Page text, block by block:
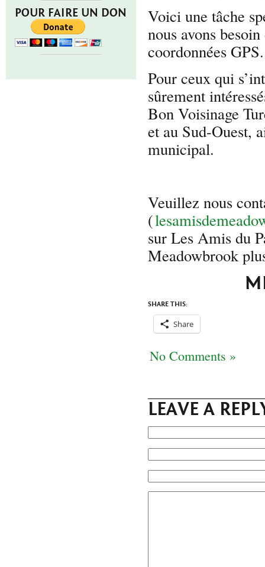
POUR FAIRE UN DON
Voici une tâche
nous avons
coordonnées GPS.
Pour ceux qui
sûrement
Bon Voisinage
et au Sud-Ouest,
municipal.
Veuillez nous
(
sur Les Amis du
Meadowbrook
SHARE THIS:
Share
No Comments »
LEAVE A